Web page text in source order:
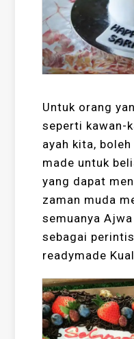
Untuk orang
seperti kawan-
ayah kita,
made untuk
yang dapat
zaman muda
semuanya
sebagai
readymade